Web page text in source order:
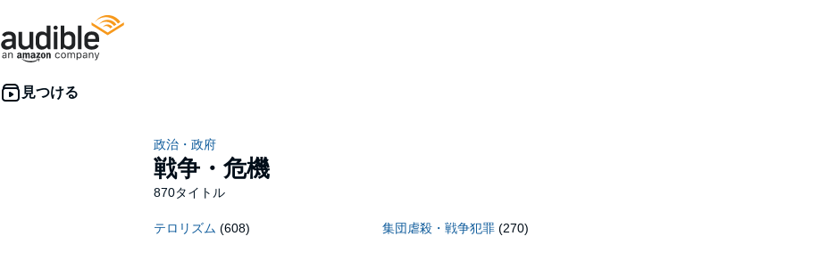
政治・政府
戦争・危機
870タイトル
テロリズム (608) 集団虐殺・戦争犯罪 (270)